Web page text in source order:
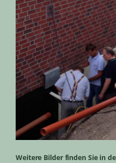
Weitere Bilder finden Sie in